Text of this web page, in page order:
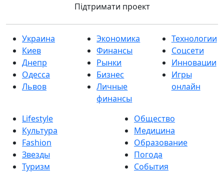
Підтримати проект
Украина
Киев
Днепр
Одесса
Львов
Экономика
Финансы
Рынки
Бизнес
Личные
финансы
Технологии
Соцсети
Инновации
Игры
онлайн
Lifestyle
Культура
Fashion
Звезды
Туризм
Общество
Медицина
Образование
Погода
События